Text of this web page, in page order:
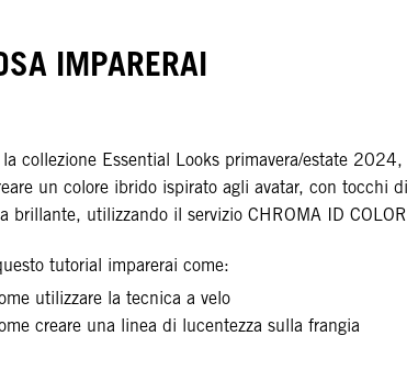
IMPARERAI
la collezione Essential Looks primavera/estate
un colore ibrido ispirato agli avatar, con tocchi
brillante, utilizzando il servizio CHROMA ID
tutorial imparerai come:
utilizzare la tecnica a velo
creare una linea di lucentezza sulla frangia